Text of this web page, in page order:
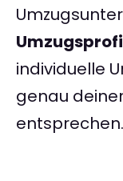
individuelle
genau
entsprechen.